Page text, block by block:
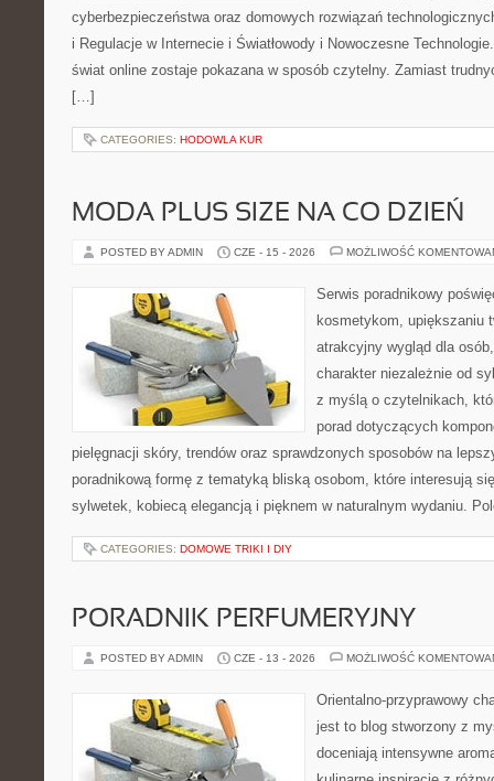
cyberbezpieczeństwa oraz domowych rozwiązań
i Regulacje w Internecie i Światłowody i Nowoczesne
świat online zostaje pokazana w sposób czytelny. Zamiast
[…]
CATEGORIES: HODOWLA KUR
MODA PLUS SIZE NA CO DZIEŃ
POSTED BY ADMIN CZE - 15 - 2026 MOŻLIWOŚĆ
Serwis poradnikowy
kosmetykom, upiększaniu
atrakcyjny wygląd dla
charakter niezależnie od
z myślą o czytelnikach,
porad dotyczących
pielęgnacji skóry, trendów oraz sprawdzonych sposobów na
poradnikową formę z tematyką bliską osobom, które interesują
sylwetek, kobiecą elegancją i pięknem w naturalnym wydaniu.
CATEGORIES: DOMOWE TRIKI I DIY
PORADNIK PERFUMERYJNY
POSTED BY ADMIN CZE - 13 - 2026 MOŻLIWOŚĆ
Orientalno-przyprawowy
jest to blog stworzony z
doceniają intensywne